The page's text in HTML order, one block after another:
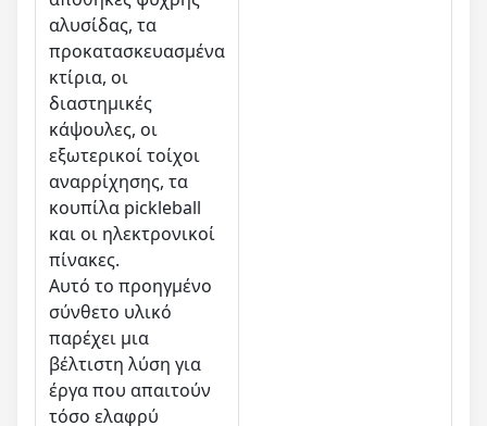
αλυσίδας, τα
προκατασκευασμένα
κτίρια, οι
διαστημικές
κάψουλες, οι
εξωτερικοί τοίχοι
αναρρίχησης, τα
κουπίλα pickleball
και οι ηλεκτρονικοί
πίνακες.
Αυτό το προηγμένο
σύνθετο υλικό
παρέχει μια
βέλτιστη λύση για
έργα που απαιτούν
τόσο ελαφρύ